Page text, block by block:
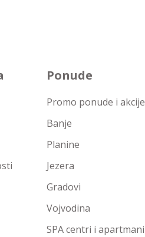
Ponude
Promo ponude i akcije
Banje
Planine
Jezera
Gradovi
Vojvodina
SPA centri i apartmani